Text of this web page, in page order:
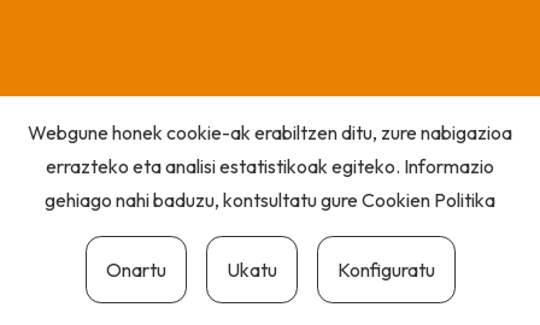
Webgune honek cookie-ak erabiltzen ditu, zure nabigazioa
errazteko eta analisi estatistikoak egiteko. Informazio
gehiago nahi baduzu, kontsultatu gureCookien Politika
Onartu Ukatu Konfiguratu